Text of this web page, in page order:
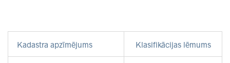
Kadastra apzīmējums Klasifikācijas lēmums